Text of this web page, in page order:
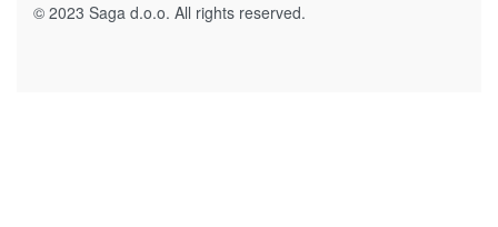
© 2023 Saga d.o.o. All rights reserved.